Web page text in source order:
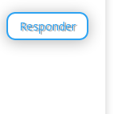
Responder